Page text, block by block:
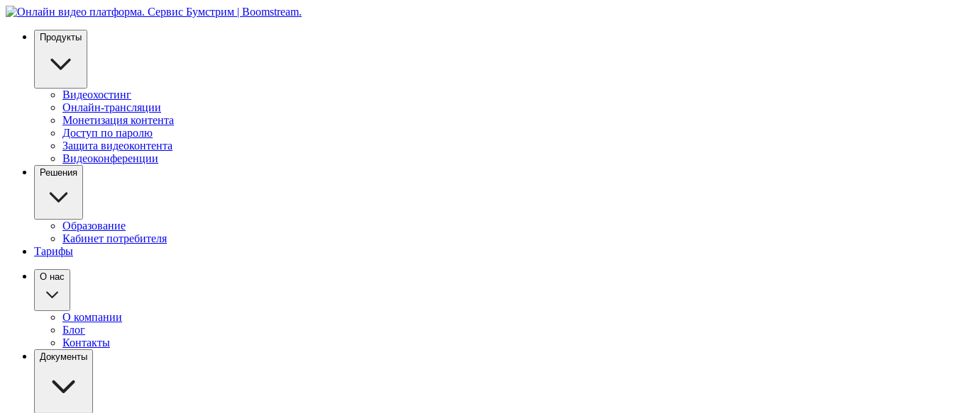
Продукты
Видеохостинг
Онлайн-трансляции
Монетизация контента
Доступ по паролю
Защита видеоконтента
Видеоконференции
Решения
Образование
Кабинет потребителя
Тарифы
О нас
О компании
Блог
Контакты
Документы